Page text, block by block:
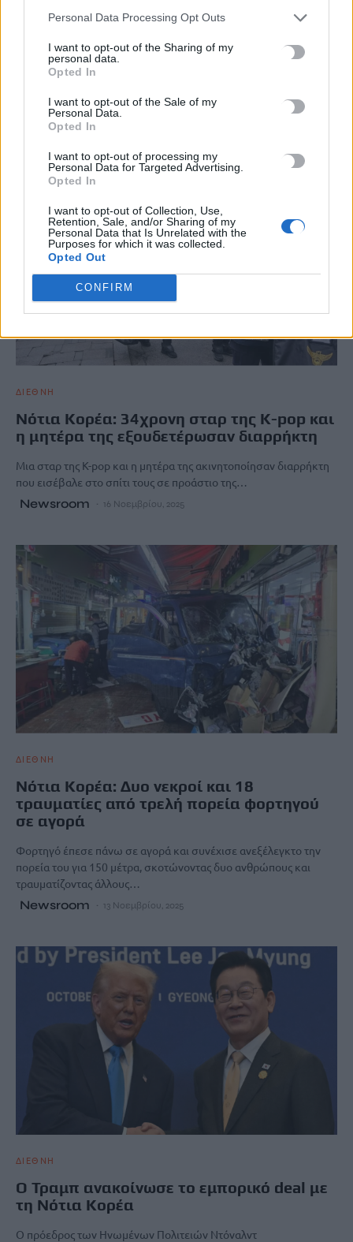
Personal Data Processing Opt Outs
I want to opt-out of the Sharing of my
personal data.
Opted In
I want to opt-out of the Sale of my
Personal Data.
Opted In
I want to opt-out of processing my
Personal Data for Targeted Advertising.
Opted In
I want to opt-out of Collection, Use,
Retention, Sale, and/or Sharing of my
Personal Data that Is Unrelated with the
Purposes for which it was collected.
Opted Out
CONFIRM
κάμερες σπιτιών και διέθεσαν βίντεο με
ιδιωτικές στιγμές με σκοπό τη
«σεξουαλική εκμετάλλευση»
που κατηγορούνται ότι χακάρισαν περισσότερες από 120.000
οικιακές και επαγγελματικές κάμερες, εκμεταλλευόμενοι…
ΔΙΕΘΝΗ
Νότια Κορέα: 34χρονη σταρ της K-pop και
η μητέρα της εξουδετέρωσαν διαρρήκτη
Μια σταρ της K-pop και η μητέρα της ακινητοποίησαν διαρρήκτη
που εισέβαλε στο σπίτι τους σε προάστιο της…
Newsroom 16 Νοεμβρίου, 2025
ΔΙΕΘΝΗ
Νότια Κορέα: Δυο νεκροί και 18
τραυματίες από τρελή πορεία φορτηγού
σε αγορά
Φορτηγό έπεσε πάνω σε αγορά και συνέχισε ανεξέλεγκτο την
πορεία του για 150 μέτρα, σκοτώνοντας δυο ανθρώπους και
τραυματίζοντας άλλους…
Newsroom 13 Νοεμβρίου, 2025
ΔΙΕΘΝΗ
Ο Τραμπ ανακοίνωσε το εμπορικό deal με
τη Νότια Κορέα
Ο πρόεδρος των Ηνωμένων Πολιτειών Ντόναλντ